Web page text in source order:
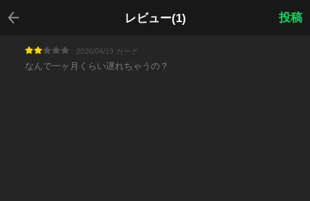
レビュー(1)
戻る
投稿
2026/04/19 ガーナ
なんで一ヶ月くらい遅れちゃうの？